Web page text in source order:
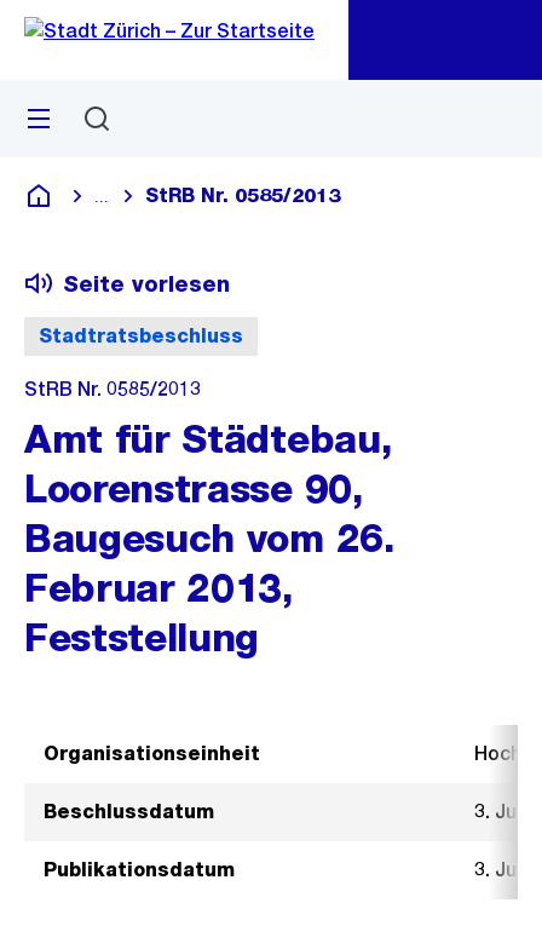
Navigation
Sprunglink
Menü
Deutsch
Blende alle Breadcrumbs ein
StRB Nr. 0585/2013
Stadtratsbeschluss
Seite vorlesen
StRB Nr. 0585/2013
Amt für Städtebau,
Loorenstrasse 90,
Baugesuch vom 26.
Februar 2013,
Feststellung
Organisationseinheit
Beschlussdatum 3. Juli
Publikationsdatum 3. Juli